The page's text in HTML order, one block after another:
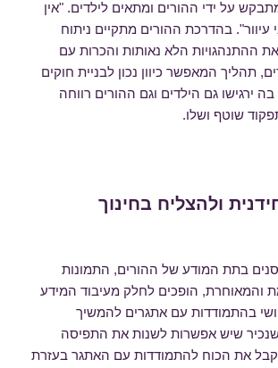
על ידי ההורים ומתאים לילדים. "אין
בהדרכת ההורים מתקיים ניתוח
ההתנהגויות הלא נאותות והכרות עם
תהליך המאפשר כיוון נכון לבניית חוקים
ירגישו גם הילדים וגם ההורים רווחה
שוטף ושלו.
ולהצליח בחינוך
בתת המודע של ההורים, התמונות
והמאוחרת, הופכים לחלק מעיבוד המידע
בהתמודדות עם אתגרים להמשיך
שיש אפשרות לשנות את התפיסה
את הכוח להתמודדות עם האתגר בעזרת